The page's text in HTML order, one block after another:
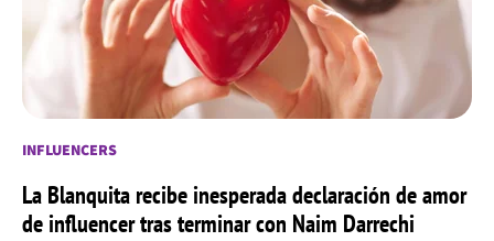
INFLUENCERS
La Blanquita recibe inesperada declaración de amor
de influencer tras terminar con Naim Darrechi